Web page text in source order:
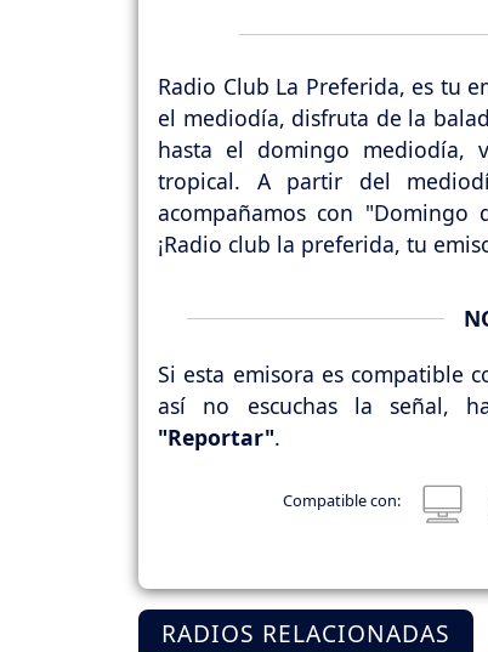
Radio Club La Preferida, es tu
el mediodía, disfruta de la
hasta el domingo mediodía,
tropical. A partir del
acompañamos con
¡Radio club la preferida, tu
Si esta emisora es compatible
así no escuchas la señal,
"Reportar".
Compatible con:
RADIOS RELACIONADAS